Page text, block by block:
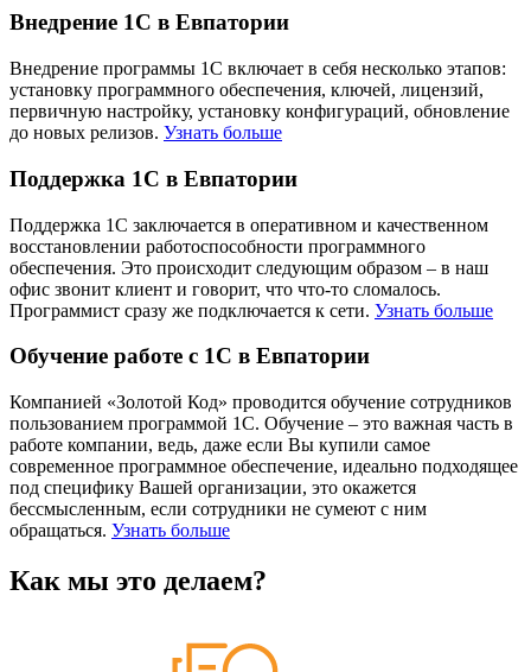
Внедрение 1С в Евпатории
Внедрение программы 1С включает в себя несколько этапов:
установку программного обеспечения, ключей, лицензий,
первичную настройку, установку конфигураций, обновление
до новых релизов. Узнать больше
Поддержка 1С в Евпатории
Поддержка 1С заключается в оперативном и качественном
восстановлении работоспособности программного
обеспечения. Это происходит следующим образом – в наш
офис звонит клиент и говорит, что что-то сломалось.
Программист сразу же подключается к сети. Узнать больше
Обучение работе с 1С в Евпатории
Компанией «Золотой Код» проводится обучение сотрудников
пользованием программой 1С. Обучение – это важная часть в
работе компании, ведь, даже если Вы купили самое
современное программное обеспечение, идеально подходящее
под специфику Вашей организации, это окажется
бессмысленным, если сотрудники не сумеют с ним
обращаться. Узнать больше
Как мы это делаем?